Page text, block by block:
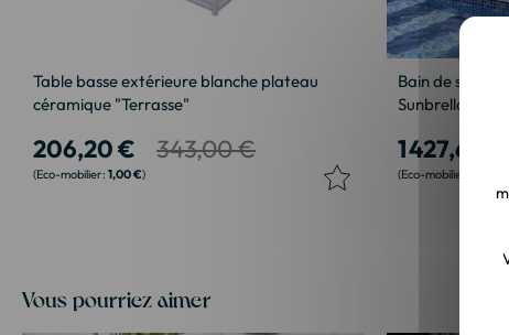
Table basse extérieure blanche plateau
céramique "Terrasse"
206,20 €
1,00 €
343,00 €
Bain de soleil
Sunbrella
1 427,60 €
Vous pourriez aimer